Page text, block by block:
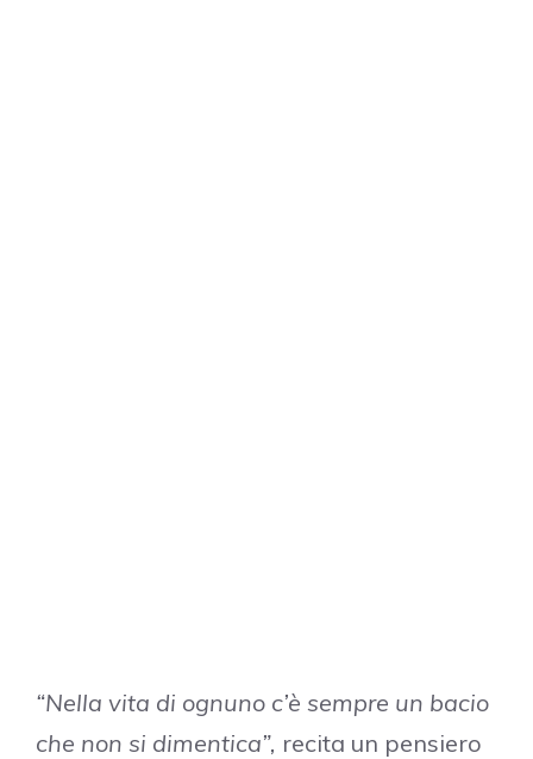
“Nella vita di ognuno c’è sempre un bacio
che non si dimentica”, recita un pensiero